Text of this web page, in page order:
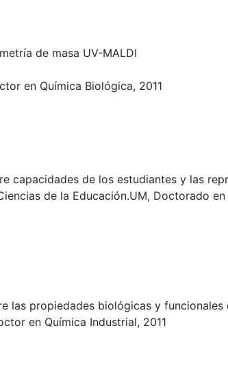
de masa UV-MALDI
en Química Biológica, 2011
capacidades de los estudiantes y las
de la Educación.UM, Doctorado
las propiedades biológicas y funcionales
en Química Industrial, 2011